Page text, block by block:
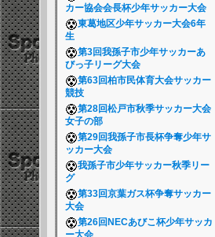
カー協会会長杯少年サッカー大会
東葛地区少年サッカー大会6年
生
第3回我孫子市少年サッカーあ
びっ子リーグ大会
第63回柏市民体育大会サッカー
競技
第28回松戸市秋季サッカー大会
女子の部
第29回我孫子市長杯争奪少年サ
ッカー大会
我孫子市少年サッカー秋季リー
グ
第33回京葉ガス杯争奪サッカー
大会
第26回NECあびこ杯少年サッカ
ー大会